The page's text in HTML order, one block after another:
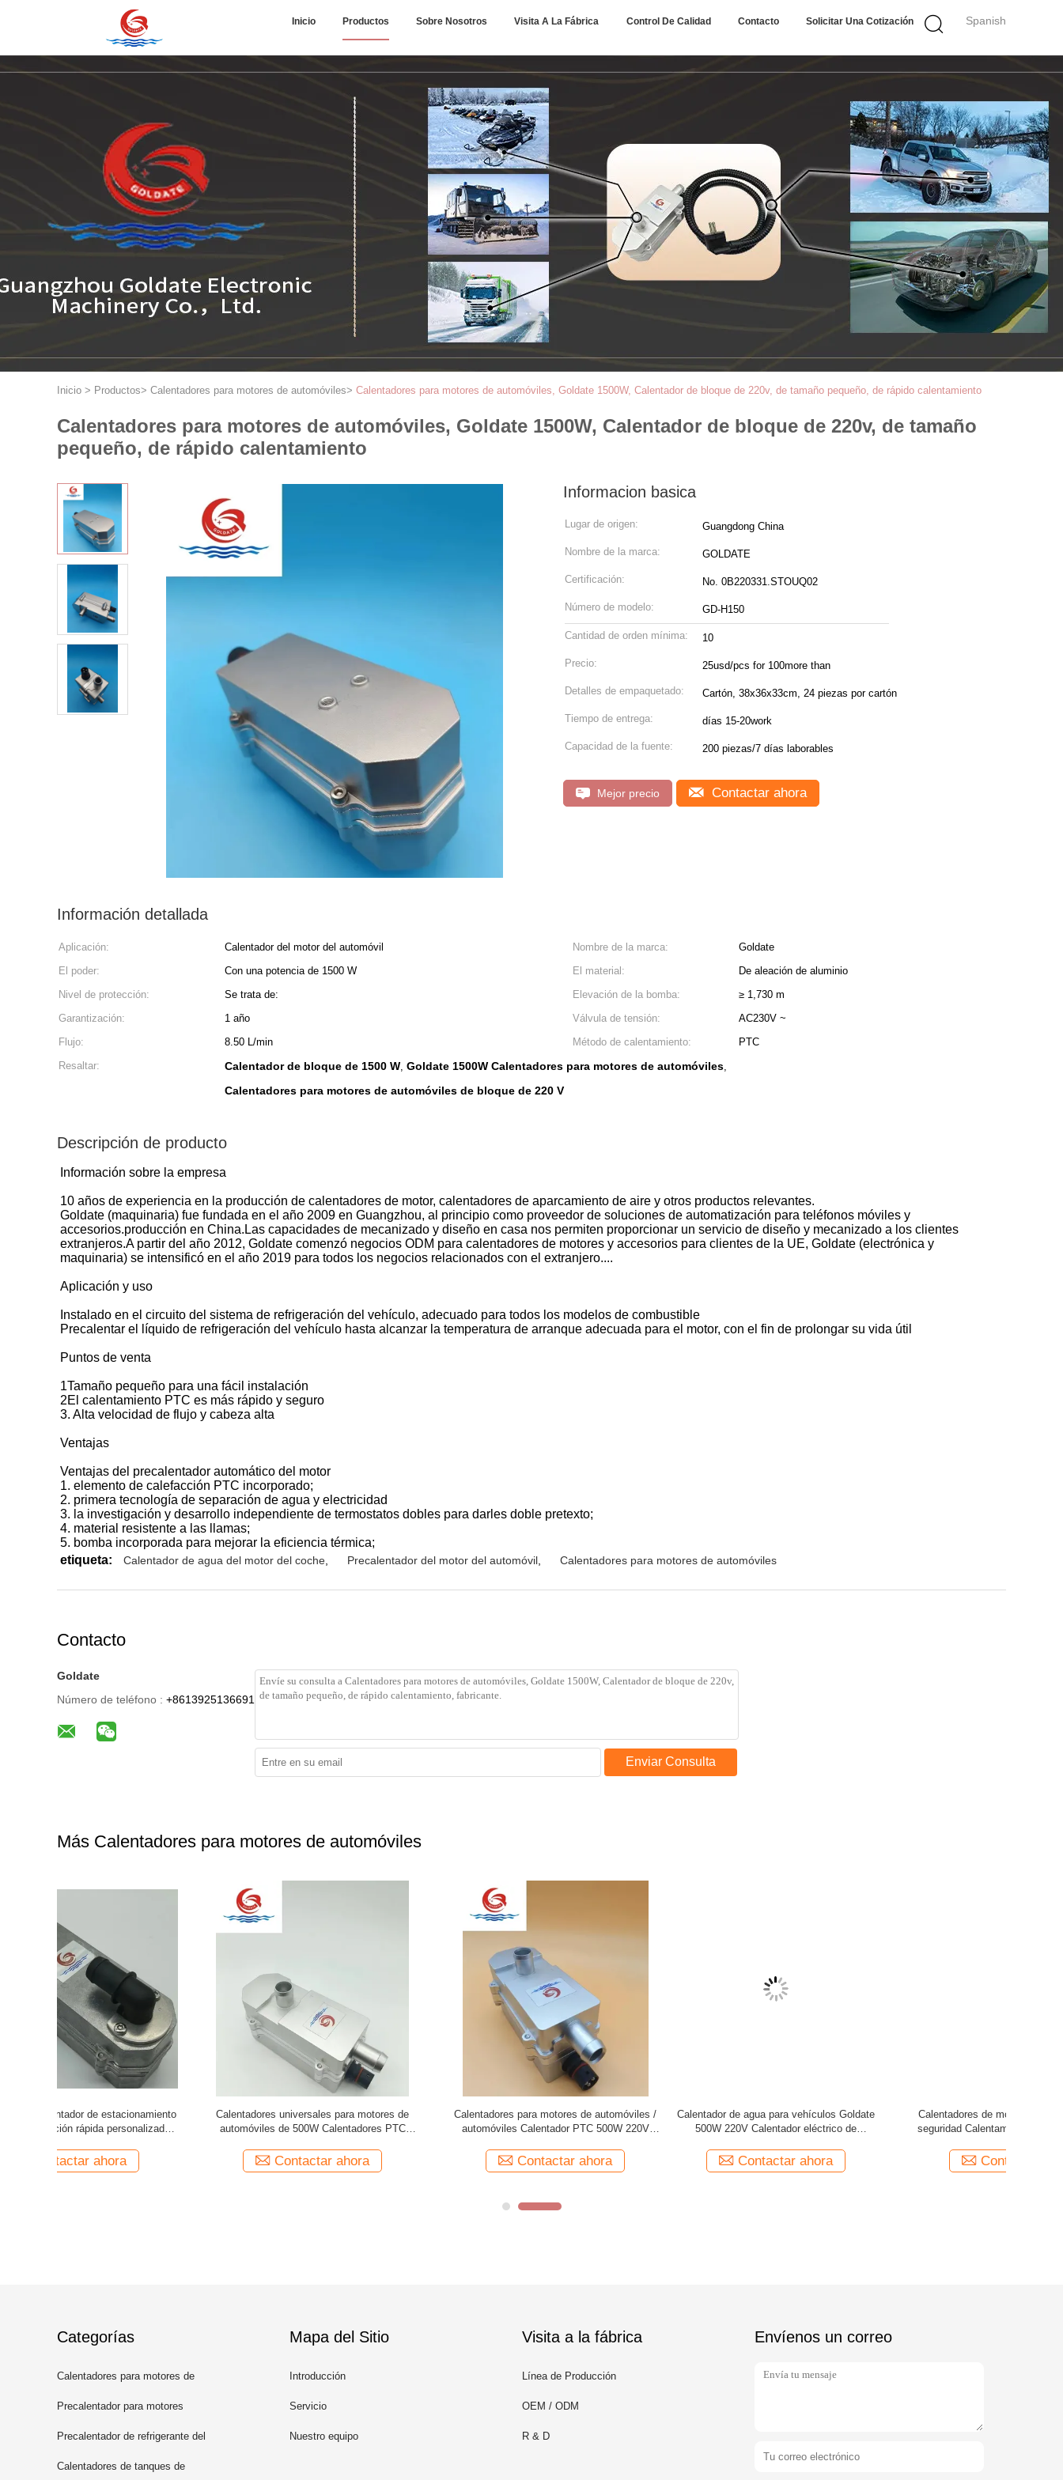
Spanish
Inicio Productos Sobre Nosotros Visita A La Fábrica Control De Calidad Contacto Solicitar Una Cotización
Inicio > Productos> Calentadores para motores de automóviles> Calentadores para motores de automóviles, Goldate 1500W, Calentador de bloque de 220v, de tamaño pequeño, de rápido calentamiento
Calentadores para motores de automóviles, Goldate 1500W, Calentador de bloque de 220v, de tamaño
pequeño, de rápido calentamiento
Informacion basica
Lugar de origen: Guangdong China
Nombre de la marca: GOLDATE
Certificación: No. 0B220331.STOUQ02
Número de modelo: GD-H150
Cantidad de orden mínima: 10
Precio: 25usd/pcs for 100more than
Detalles de empaquetado: Cartón, 38x36x33cm, 24 piezas por cartón
Tiempo de entrega: días 15-20work
Capacidad de la fuente: 200 piezas/7 días laborables
Mejor precio Contactar ahora
Información detallada
Aplicación: Calentador del motor del automóvil Nombre de la marca:
Goldate
El poder:
Con una potencia de 1500 W El material:
De aleación de aluminio
Nivel de protección:
Se trata de: Elevación de la bomba:
≥ 1,730 m
Garantización:
1 año Válvula de tensión:
AC230V ~
Flujo:
8.50 L/min Método de calentamiento:
PTC
Resaltar:
Calentador de bloque de 1500 W, Goldate 1500W Calentadores para motores de automóviles,
Calentadores para motores de automóviles de bloque de 220 V
Descripción de producto
Información sobre la empresa
10 años de experiencia en la producción de calentadores de motor, calentadores de aparcamiento de aire y otros productos relevantes.
Goldate (maquinaria) fue fundada en el año 2009 en Guangzhou, al principio como proveedor de soluciones de automatización para teléfonos móviles y
accesorios.producción en China.Las capacidades de mecanizado y diseño en casa nos permiten proporcionar un servicio de diseño y mecanizado a los clientes
extranjeros.A partir del año 2012, Goldate comenzó negocios ODM para calentadores de motores y accesorios para clientes de la UE, Goldate (electrónica y
maquinaria) se intensificó en el año 2019 para todos los negocios relacionados con el extranjero....
Aplicación y uso
Instalado en el circuito del sistema de refrigeración del vehículo, adecuado para todos los modelos de combustible
Precalentar el líquido de refrigeración del vehículo hasta alcanzar la temperatura de arranque adecuada para el motor, con el fin de prolongar su vida útil
Puntos de venta
1Tamaño pequeño para una fácil instalación
2El calentamiento PTC es más rápido y seguro
3. Alta velocidad de flujo y cabeza alta
Ventajas
Ventajas del precalentador automático del motor
1. elemento de calefacción PTC incorporado;
2. primera tecnología de separación de agua y electricidad
3. la investigación y desarrollo independiente de termostatos dobles para darles doble pretexto;
4. material resistente a las llamas;
5. bomba incorporada para mejorar la eficiencia térmica;
etiqueta:
Calentador de agua del motor del coche Precalentador del motor del automóvil Calentadores para motores de automóviles
Contacto
Goldate
Número de teléfono : +8613925136691
Enviar Consulta
Más Calentadores para motores de automóviles
Calentador de agua para vehículos Goldate
500W 220V Calentador eléctrico de
Contactar ahora
Calentadores de motores de automóviles de
seguridad Calentamiento PTC personalizado
Contactar ahora
Calentador del motor del vehículo calefacción
PTC calefacción rápida calefacción
Contactar ahora
Calentadores para motores de automóviles
anticorrosivos
Categorías
Calentadores para motores de
automóviles
Precalentador para motores
eléctricos
Precalentador de refrigerante del
motor
Calentadores de tanques de
Mapa del Sitio
Introducción
Servicio
Nuestro equipo
Visita a la fábrica
Línea de Producción
OEM / ODM
R & D
Envíenos un correo